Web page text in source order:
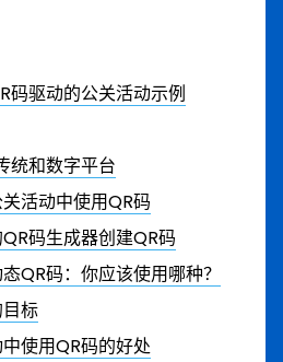
码驱动的公关活动示例
统和数字平台
活动中使用QR码
码生成器创建QR码
QR码：你应该使用哪种？
标
使用QR码的好处